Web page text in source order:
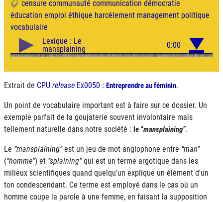
censure communauté communication démocratie
éducation emploi éthique harcèlement management politique
vocabulaire
Extrait de CPU release Ex0050 : Entreprendre au féminin.
Un point de vocabulaire important est à faire sur ce dossier. Un
exemple parfait de la goujaterie souvent involontaire mais
tellement naturelle dans notre société : le mansplaining .
Le mansplaining est un jeu de mot anglophone entre man
( homme ) et splaining qui est un terme argotique dans les
milieux scientifiques quand quelqu'un explique un élément d'un
ton condescendant. Ce terme est employé dans le cas où un
homme coupe la parole à une femme, en faisant la supposition